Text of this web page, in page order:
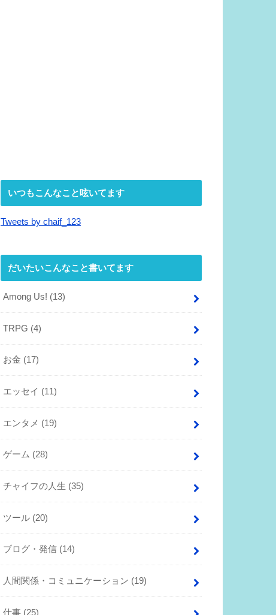
いつもこんなこと呟いてます
Tweets by chaif_123
だいたいこんなこと書いてます
Among Us! (13)
TRPG (4)
お金 (17)
エッセイ (11)
エンタメ (19)
ゲーム (28)
チャイフの人生 (35)
ツール (20)
ブログ・発信 (14)
人間関係・コミュニケーション (19)
仕事 (25)